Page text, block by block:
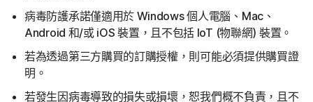
病毒防護承諾僅適用於 Windows 個人電腦、Mac、
Android 和/或 iOS 裝置，且不包括 IoT (物聯網) 裝置。
若為透過第三方購買的訂購授權，則可能必須提供購買證
明。
若發生因病毒導致的損失或損壞，恕我們概不負責，且不